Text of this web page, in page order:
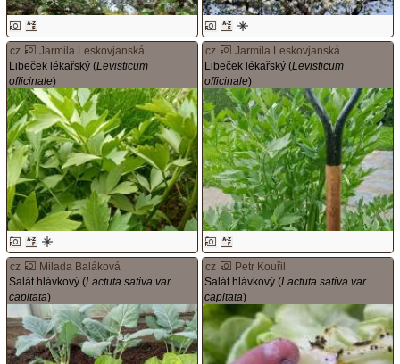
cz
Jarmila Leskovjanská
Libeček lékařský (Levisticum
officinale)
cz
Jarmila Leskovjanská
Libeček lékařský (Levisticum
officinale)
cz
Milada Baláková
Salát hlávkový (Lactuta sativa var
capitata)
cz
Petr Kouřil
Salát hlávkový (Lactuta sativa var
capitata)